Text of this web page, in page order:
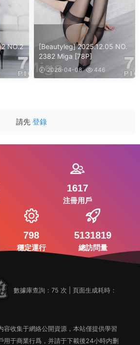
NO.2
[Beautyleg] 2025.12.05 NO.
2382 Miga [78P]
2026-04-08 446
請先 登錄
1617
注冊用戶
798
穩定運行
5131819
總訪問量
數據庫查詢：75 次 | 頁面生成耗時：
容收集于網絡公開資源，本站僅提供學習
用于商業行爲，并請于下載後24小時内删